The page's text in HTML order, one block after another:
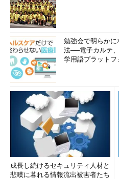
勉強会で明らか
法──電子カルテ
学用語プラットフ
成長し続けるセキュリティ人材と
悲嘆に暮れる情報流出被害者たち